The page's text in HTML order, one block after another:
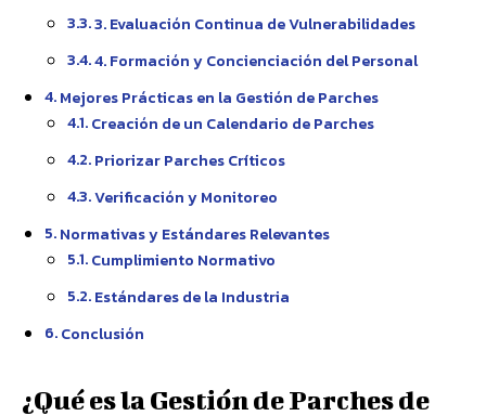
3. Evaluación Continua de Vulnerabilidades
4. Formación y Concienciación del Personal
Mejores Prácticas en la Gestión de Parches
Creación de un Calendario de Parches
Priorizar Parches Críticos
Verificación y Monitoreo
Normativas y Estándares Relevantes
Cumplimiento Normativo
Estándares de la Industria
Conclusión
¿Qué es la Gestión de Parches de